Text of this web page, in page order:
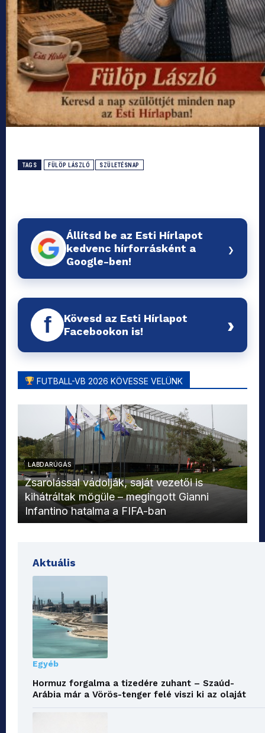
TAGS FÜLÖP LÁSZLÓ SZÜLETÉSNAP
Állítsd be az Esti Hírlapot
kedvenc hírforrásként a
Google-ben!
›
f
Kövesd az Esti Hírlapot
Facebookon is!
›
FUTBALL-VB 2026 KÖVESSE VELÜNK
LABDARÚGÁS
Zsarolással vádolják, saját vezetői is
kihátráltak mögüle – megingott Gianni
Infantino hatalma a FIFA-ban
Aktuális
Egyéb
Hormuz forgalma a tizedére zuhant – Szaúd-
Arábia már a Vörös-tenger felé viszi ki az olaját